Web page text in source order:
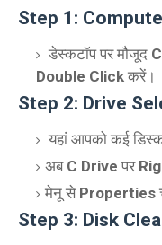
Step 1:
डेस्कटॉप पर मौजूद
Double Click करें।
Step 2: Drive
यहां आपको कई
अब C Drive पर
मेनू से Properties
Step 3: Disk